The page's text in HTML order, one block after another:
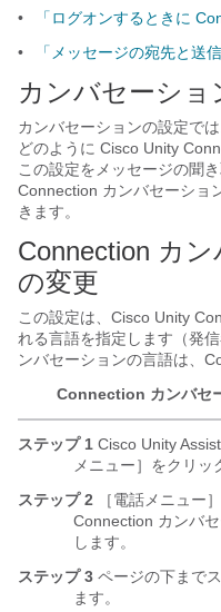
•
「ログオンするときに
•
「メッセージの宛先と送
カンバセーショ
カンバセーションの設定で
どのように Cisco Unity
この設定をメッセージの聞
Connection カンバセーショ
きます。
Connection カ
の変更
この設定は、Cisco Unity
れる言語を指定します（発
ンバセーションの言語は、
Connection カンバセ
ステップ 1 Cisco Unity
メニュー］をクリッ
ステップ 2 ［電話メニュー
Connection カンバ
します。
ステップ 3 ページの下まで
ます。